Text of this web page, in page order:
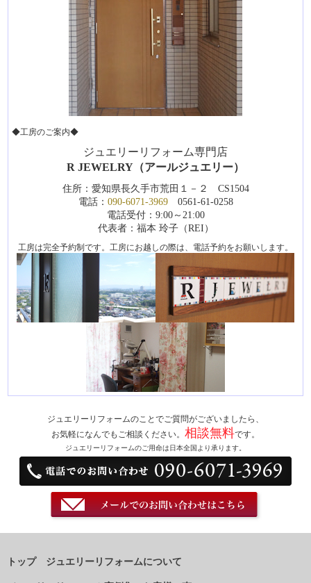
◆工房のご案内◆
ジュエリーリフォーム専門店
R JEWELRY（アールジュエリー）
住所：愛知県長久手市荒田１－２ CS1504
電話： 090-6071-39690561-61-0258
電話受付：9:00～21:00
代表者：福本 玲子（REI）
工房は完全予約制です。工房にお越しの際は、電話予約をお願いします。
ジュエリーリフォームのことでご質問がございましたら、
お気軽になんでもご相談ください。 相談無料です。
ジュエリーリフォームのご用命は日本全国より承ります。
トップ ジュエリーリフォームについて